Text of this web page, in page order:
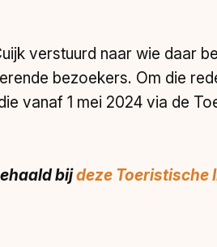
verstuurd naar wie daar
bezoekers. Om die
vanaf 1 mei 2024 via de
bijdeze Toeristische